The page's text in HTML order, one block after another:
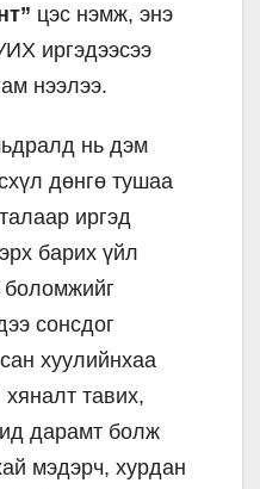
цэс нэмж, энэ
иргэдээсээ
нээлээ.
нь дэм
дөнгө тушаа
иргэд
барих үйл
боломжийг
сонсдог
хуулийнхаа
тавих,
дарамт болж
мэдэрч, хурдан